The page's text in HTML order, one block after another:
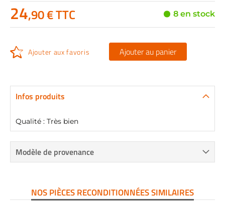
24,90 € TTC 8 en stock
Ajouter aux favoris Ajouter au panier
Infos produits
Qualité : Très bien
Modèle de provenance
NOS PIÈCES RECONDITIONNÉES SIMILAIRES